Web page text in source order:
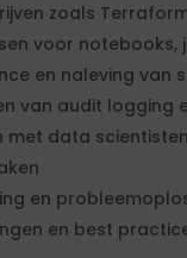
zoals
voor notebooks,
en naleving van
van audit logging
met data
en
en best